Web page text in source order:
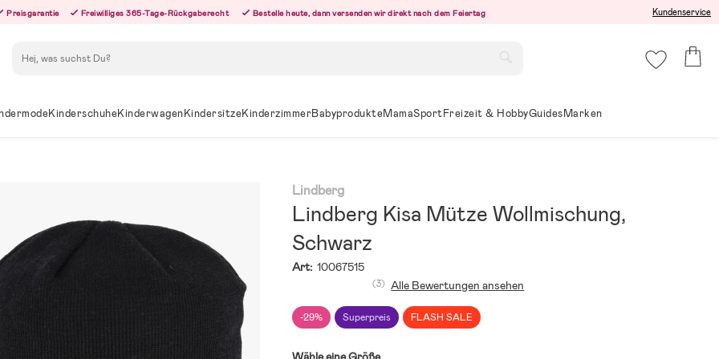
Preisgarantie Freiwilliges 365-Tage-Rückgaberecht Bestelle heute, dann versenden wir direkt nach dem Feiertag Kundenservice
KinderschuheKinderwagenKindersitzeKinderzimmerBabyprodukteMamaSportFreizeit & HobbyGuidesMarken
Lindberg
Lindberg Kisa Mütze Wollmischung,
Schwarz
Art: 10067515
-29% Superpreis FLASH SALE
(3) Alle Bewertungen ansehen